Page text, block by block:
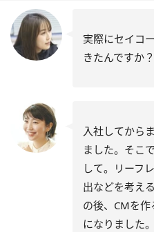
実際にセイコ
きたんですか？
入社してから
ました。そこ
して。リーフ
出などを考え
の後、CMを
になりました。